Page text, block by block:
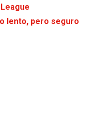
lento, pero seguro